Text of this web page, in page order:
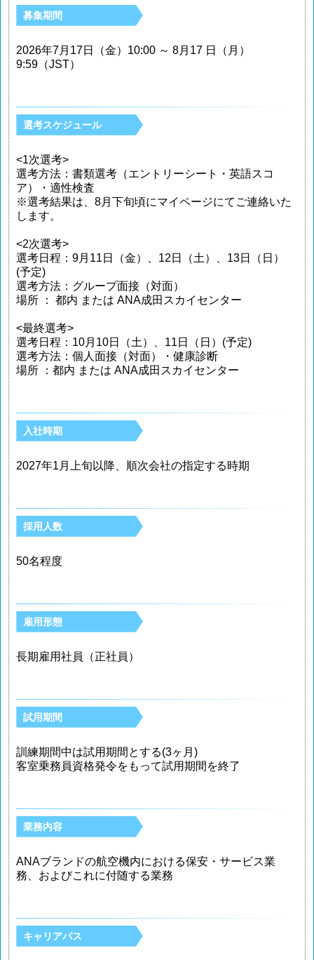
募集期間
2026年7月17日（金）10:00 ～ 8月17 日（月）
9:59（JST）
選考スケジュール
<1次選考>
選考方法：書類選考（エントリーシート・英語スコ
ア）・適性検査
※選考結果は、8月下旬頃にマイページにてご連絡いた
します。
<2次選考>
選考日程：9月11日（金）、12日（土）、13日（日）
(予定)
選考方法：グループ面接（対面）
場所 ： 都内 または ANA成田スカイセンター
<最終選考>
選考日程：10月10日（土）、11日（日）(予定)
選考方法：個人面接（対面）・健康診断
場所 ：都内 または ANA成田スカイセンター
入社時期
2027年1月上旬以降、順次会社の指定する時期
採用人数
50名程度
雇用形態
長期雇用社員（正社員）
試用期間
訓練期間中は試用期間とする(3ヶ月)
客室乗務員資格発令をもって試用期間を終了
業務内容
ANAブランドの航空機内における保安・サービス業
務、およびこれに付随する業務
キャリアパス